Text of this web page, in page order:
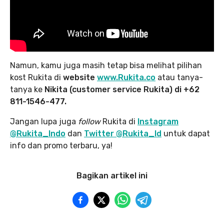
Namun, kamu juga masih tetap bisa melihat pilihan
kost Rukita di website www.Rukita.co atau tanya-
tanya ke Nikita (customer service Rukita) di +62
811-1546-477.
Jangan lupa juga followRukita di Instagram
@Rukita_Indo dan Twitter @Rukita_Id untuk dapat
info dan promo terbaru, ya!
Bagikan artikel ini